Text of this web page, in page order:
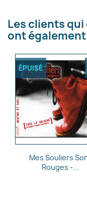
Les clients
ont
Aperçu
Mes Souliers
Rouges -...
ÉPUISÉ
Créer une
Nom de la liste
Annuler